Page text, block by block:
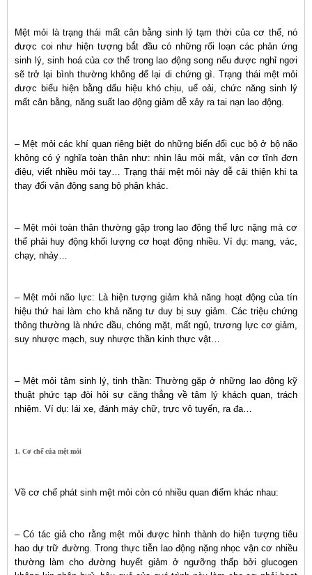
Mệt mỏi là trạng thái mất cân bằng sinh lý tạm thời của cơ thể, nó
được coi như hiện tượng bắt đầu có những rối loạn các phản ứng
sinh lý, sinh hoá của cơ thể trong lao động song nếu được nghỉ ngơi
sẽ trở lại bình thường không để lại di chứng gì. Trạng thái mệt mỏi
được biểu hiện bằng dấu hiệu khó chịu, uể oải, chức năng sinh lý
mất cân bằng, năng suất lao động giảm dễ xảy ra tai nạn lao động.
– Mệt mỏi các khí quan riêng biệt do những biến đổi cục bộ ở bộ não
không có ý nghĩa toàn thân như: nhìn lâu mỏi mắt, vận cơ tĩnh đơn
điệu, viết nhiều mỏi tay… Trạng thái mệt mỏi này dễ cải thiện khi ta
thay đổi vận động sang bộ phận khác.
– Mệt mỏi toàn thân thường gặp trong lao động thể lực nặng mà cơ
thể phải huy động khối lượng cơ hoạt động nhiều. Ví dụ: mang, vác,
chạy, nhảy…
– Mệt mỏi não lực: Là hiện tượng giảm khả năng hoạt động của tín
hiệu thứ hai làm cho khả năng tư duy bị suy giảm. Các triệu chứng
thông thường là nhức đầu, chóng mặt, mất ngủ, trương lực cơ giảm,
suy nhược mạch, suy nhược thần kinh thực vật…
– Mệt mỏi tâm sinh lý, tinh thần: Thường gặp ở những lao động kỹ
thuật phức tạp đòi hỏi sự căng thẳng về tâm lý khách quan, trách
nhiệm. Ví dụ: lái xe, đánh máy chữ, trực vô tuyến, ra đa…
1. Cơ chế của mệt mỏi
Về cơ chế phát sinh mệt mỏi còn có nhiều quan điểm khác nhau:
– Có tác giả cho rằng mệt mỏi được hình thành do hiện tượng tiêu
hao dự trữ đường. Trong thực tiễn lao động nặng nhọc vận cơ nhiều
thường làm cho đường huyết giảm ở ngưỡng thấp bởi glucogen